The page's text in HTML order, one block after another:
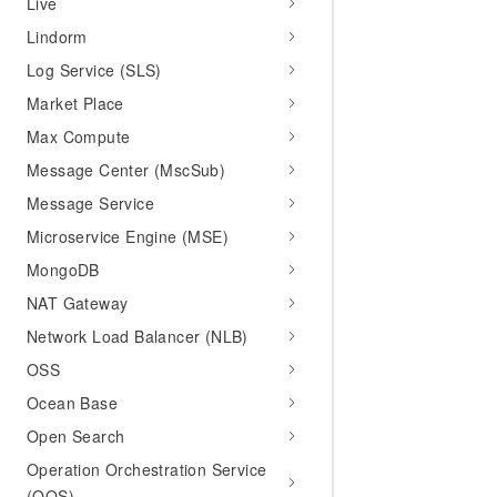
Lindorm
Log Service (SLS)
Market Place
Max Compute
Message Center (MscSub)
Message Service
Microservice Engine (MSE)
MongoDB
NAT Gateway
Network Load Balancer (NLB)
OSS
Ocean Base
Open Search
Operation Orchestration Service